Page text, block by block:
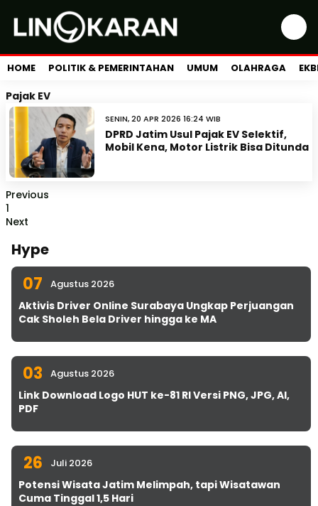
HOME POLITIK & PEMERINTAHAN UMUM OLAHRAGA
Pajak EV
SENIN, 20 APR 2026 16:24 WIB
DPRD Jatim Usul Pajak EV Selektif,
Mobil Kena, Motor Listrik Bisa Ditunda
Previous
1
Next
Hype
07 Agustus 2026
Aktivis Driver Online Surabaya Ungkap Perjuangan
Cak Sholeh Bela Driver hingga ke MA
03 Agustus 2026
Link Download Logo HUT ke-81 RI Versi PNG, JPG, AI,
PDF
26 Juli 2026
Potensi Wisata Jatim Melimpah, tapi Wisatawan
Cuma Tinggal 1,5 Hari